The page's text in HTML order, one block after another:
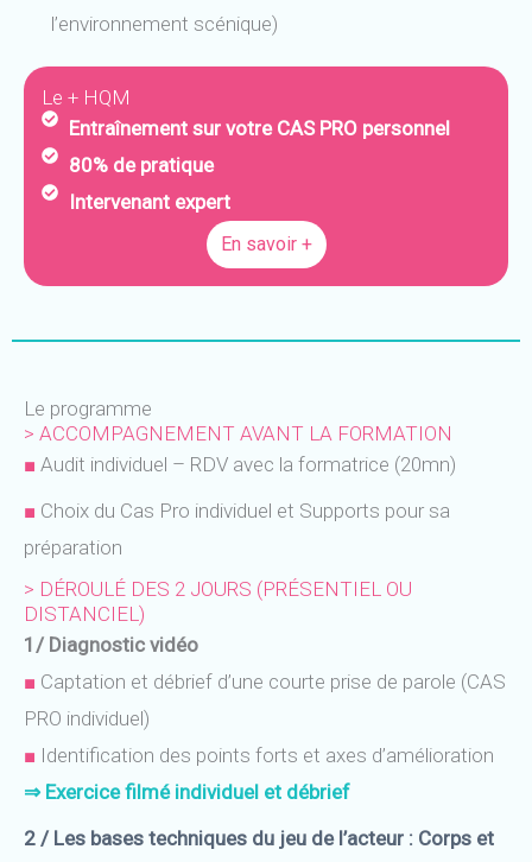
l’environnement scénique)
Le + HQM
Entraînement sur votre CAS PRO personnel
80% de pratique
Intervenant expert
En savoir +
Le programme
> ACCOMPAGNEMENT AVANT LA FORMATION
■ Audit individuel – RDV avec la formatrice (20mn)
■ Choix du Cas Pro individuel et Supports pour sa
préparation
> DÉROULÉ DES 2 JOURS (PRÉSENTIEL OU
DISTANCIEL)
1/ Diagnostic vidéo
■ Captation et débrief d’une courte prise de parole (CAS
PRO individuel)
■ Identification des points forts et axes d’amélioration
⇒ Exercice filmé individuel et débrief
2 / Les bases techniques du jeu de l’acteur : Corps et